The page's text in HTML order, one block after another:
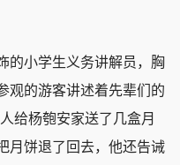
小学生义务讲解员，胸
观的游客讲述着先辈们的
给杨匏安家送了几盒月
月饼退了回去，他还告诫